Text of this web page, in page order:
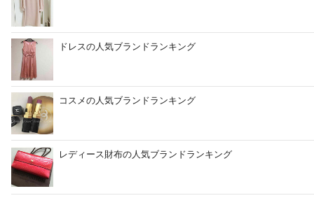
ドレスの人気ブランドランキング
コスメの人気ブランドランキング
レディース財布の人気ブランドランキング